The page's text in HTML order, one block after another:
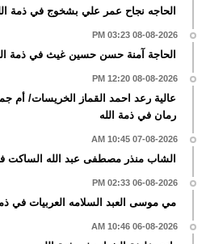
الحاجه نجاح عمر علي بشخوج في ذمة
08-08-2026 03:23 PM
الحاجة آمنة حسن حسين غيث في ذمة
08-08-2026 12:20 PM
عالية رعد احمد القماز الخريسات/ أم
رمان في ذمة الله
07-08-2026 10:45 AM
الشاب منذر مصطفى عبد الله الساكت
06-08-2026 02:33 PM
مي موسى العبد السلامه العربيات في
06-08-2026 10:46 AM